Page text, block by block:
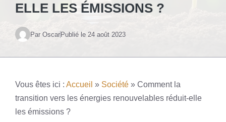
ELLE LES ÉMISSIONS ?
Par OscarPublié le 24 août 2023
Vous êtes ici : Accueil » Société » Comment la
transition vers les énergies renouvelables réduit-elle
les émissions ?